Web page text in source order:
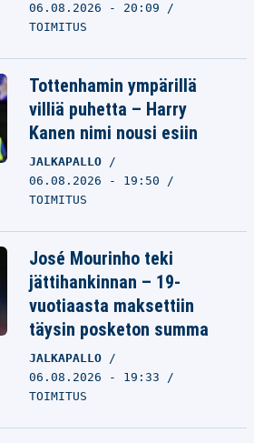
06.08.2026 - 20:09
TOIMITUS
Tottenhamin ympärillä
villiä puhetta – Harry
Kanen nimi nousi esiin
JALKAPALLO
06.08.2026 - 19:50
TOIMITUS
José Mourinho teki
jättihankinnan – 19-
vuotiaasta maksettiin
täysin posketon summa
JALKAPALLO
06.08.2026 - 19:33
TOIMITUS